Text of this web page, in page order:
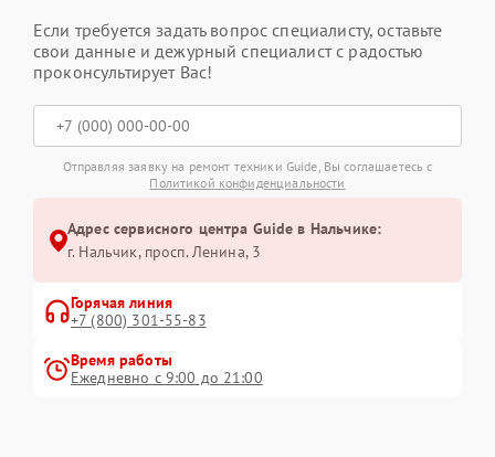
Если требуется задать вопрос специалисту, оставьте
свои данные и дежурный специалист с радостью
проконсультирует Вас!
Отправляя заявку на ремонт техники Guide, Вы соглашаетесь с
Политикой конфиденциальности
Адрес сервисного центра Guide в Нальчике:
г. Нальчик, просп. Ленина, 3
Горячая линия
+7 (800) 301-55-83
Время работы
Ежедневно с 9:00 до 21:00